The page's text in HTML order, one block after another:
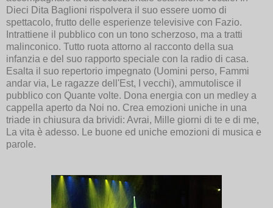
Dieci Dita Baglioni rispolvera il suo essere uomo di
spettacolo, frutto delle esperienze televisive con Fazio.
Intrattiene il pubblico con un tono scherzoso, ma a tratti
malinconico. Tutto ruota attorno al racconto della sua
infanzia e del suo rapporto speciale con la radio di casa.
Esalta il suo repertorio impegnato (Uomini perso, Fammi
andar via, Le ragazze dell'Est, I vecchi), ammutolisce il
pubblico con Quante volte. Dona energia con un medley a
cappella aperto da Noi no. Crea emozioni uniche in una
triade in chiusura da brividi: Avrai, Mille giorni di te e di me,
La vita è adesso. Le buone ed uniche emozioni di musica e
parole.